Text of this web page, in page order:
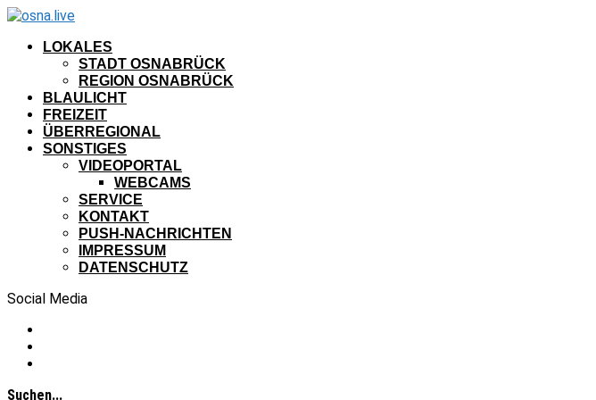
LOKALES
STADT OSNABRÜCK
REGION OSNABRÜCK
BLAULICHT
FREIZEIT
ÜBERREGIONAL
SONSTIGES
VIDEOPORTAL
WEBCAMS
SERVICE
KONTAKT
PUSH-NACHRICHTEN
IMPRESSUM
DATENSCHUTZ
Social Media
Suchen...